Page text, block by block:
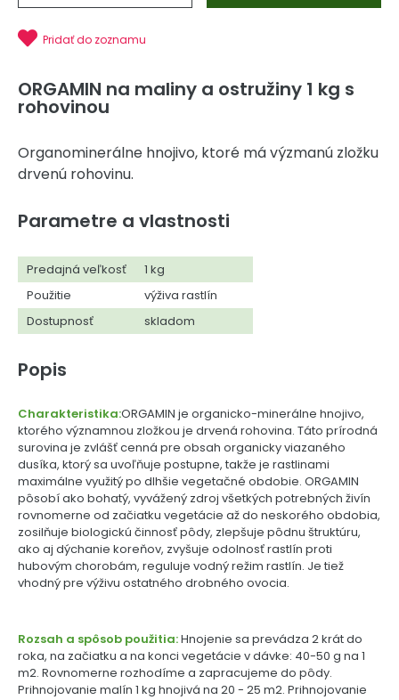
Pridať do zoznamu
ORGAMIN na maliny a ostružiny 1 kg s
rohovinou
Organominerálne hnojivo, ktoré má výzmanú zložku
drvenú rohovinu.
Parametre a vlastnosti
Predajná veľkosť
1 kg
Použitie
výživa rastlín
Dostupnosť
skladom
Popis
Charakteristika:ORGAMIN je organicko-minerálne hnojivo,
ktorého významnou zložkou je drvená rohovina. Táto prírodná
surovina je zvlášť cenná pre obsah organicky viazaného
dusíka, ktorý sa uvoľňuje postupne, takže je rastlinami
maximálne využitý po dlhšie vegetačné obdobie. ORGAMIN
pôsobí ako bohatý, vyvážený zdroj všetkých potrebných živín
rovnomerne od začiatku vegetácie až do neskorého obdobia,
zosilňuje biologickú činnosť pôdy, zlepšuje pôdnu štruktúru,
ako aj dýchanie koreňov, zvyšuje odolnosť rastlín proti
hubovým chorobám, reguluje vodný režim rastlín. Je tiež
vhodný pre výživu ostatného drobného ovocia.
Rozsah a spôsob použitia:Hnojenie sa prevádza 2 krát do
roka, na začiatku a na konci vegetácie v dávke: 40-50 g na 1
m2. Rovnomerne rozhodíme a zapracujeme do pôdy.
Prihnojovanie malín 1 kg hnojivá na 20 - 25 m2. Prihnojovanie